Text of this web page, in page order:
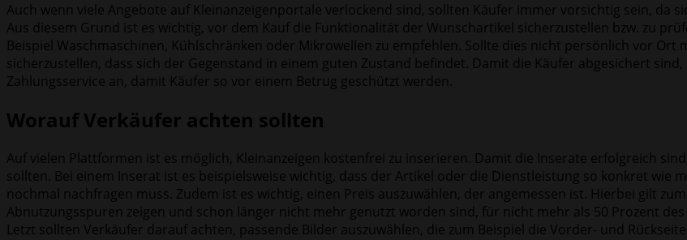
Auch wenn viele Angebote auf Kleinanzeigenportale verlockend sind, sollten Käufer immer vorsichtig sein,
Aus diesem Grund ist es wichtig, vor dem Kauf die Funktionalität der Wunschartikel sicherzustellen bzw. zu
Beispiel Waschmaschinen, Kühlschränken oder Mikrowellen zu empfehlen. Sollte dies nicht persönlich vor Ort
sicherzustellen, dass sich der Gegenstand in einem guten Zustand befindet. Damit die Käufer abgesichert
Zahlungsservice an, damit Käufer so vor einem Betrug geschützt werden.
Worauf Verkäufer achten sollten
Auf vielen Plattformen ist es möglich, Kleinanzeigen kostenfrei zu inserieren. Damit die Inserate erfolgreich
sollten. Bei einem Inserat ist es beispielsweise wichtig, dass der Artikel oder die Dienstleistung so konkret
nochmal nachfragen muss. Zudem ist es wichtig, einen Preis auszuwählen, der angemessen ist. Hierbei gilt
Abnutzungsspuren zeigen und schon länger nicht mehr genutzt worden sind, für nicht mehr als 50 Prozent
Letzt sollten Verkäufer darauf achten, passende Bilder auszuwählen, die zum Beispiel die Vorder- und